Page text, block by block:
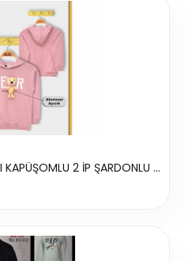
624427 KIZ BEAR AYICIKLI KAPÜŞOMLU 2 İP ŞARDONLU SWEATSHİRT